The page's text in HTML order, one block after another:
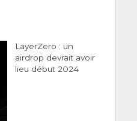
LayerZero : un
airdrop devrait avoir
lieu début 2024